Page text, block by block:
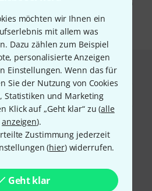
möchten wir Ihnen ein
mit allem was
Dazu zählen zum Beispiel
personalisierte Anzeigen
Einstellungen. Wenn das für
Sie der Nutzung von Cookies
Statistiken und Marketing
Klick auf „Geht klar“ zu (alle
anzeigen).
Zustimmung jederzeit
(hier) widerrufen.
Geht klar
Weitere Informationen finden Sie in
* Pflichtfeld
sicher per Nachnahme,
Pay,
Kreditkarte.